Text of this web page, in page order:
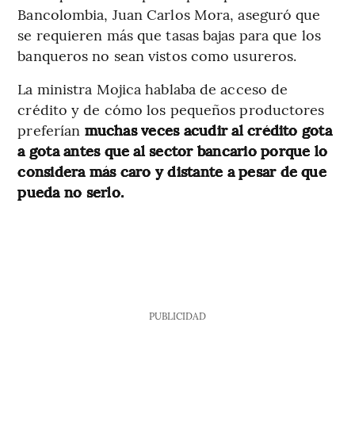
Bancolombia, Juan Carlos Mora, aseguró que
se requieren más que tasas bajas para que los
banqueros no sean vistos como usureros.
La ministra Mojica hablaba de acceso de
crédito y de cómo los pequeños productores
preferían muchas veces acudir al crédito gota
a gota antes que al sector bancario porque lo
considera más caro y distante a pesar de que
pueda no serlo.
PUBLICIDAD